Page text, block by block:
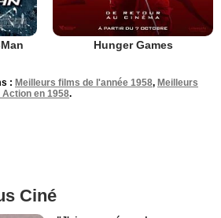
Hunger Games
: Meilleurs films de l'année 1958, Meilleurs
en 1958.
Ciné